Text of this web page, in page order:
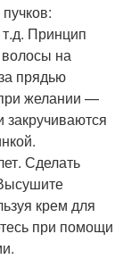
Принцип
на
прядью
желании —
закручиваются
Сделать
крем для
при помощи